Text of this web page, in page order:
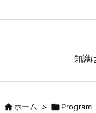
知識
ホーム > Program